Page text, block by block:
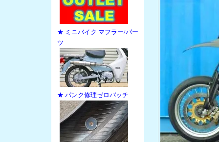
★ ミニバイク マフラー/パー
ツ
★ パンク修理ゼロパッチ